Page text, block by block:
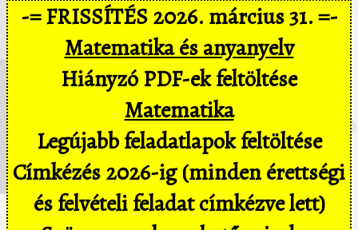
-= FRISSÍTÉS 2026. március 31. =-
Matematika és anyanyelv
Hiányzó PDF-ek feltöltése
Matematika
Legújabb feladatlapok feltöltése
Címkézés 2026-ig (minden érettségi
és felvételi feladat címkézve lett)